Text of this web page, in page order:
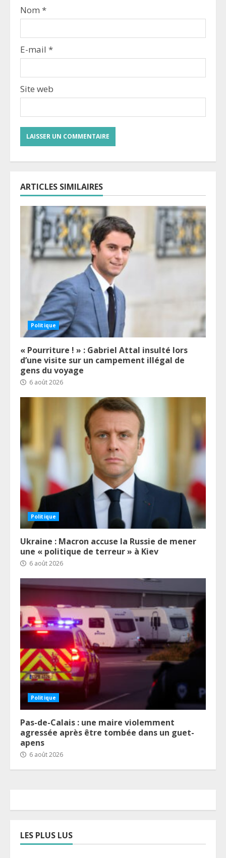
Nom *
E-mail *
Site web
ARTICLES SIMILAIRES
Politique
« Pourriture ! » : Gabriel Attal insulté lors
d’une visite sur un campement illégal de
gens du voyage
6 août 2026
Politique
Ukraine : Macron accuse la Russie de mener
une « politique de terreur » à Kiev
6 août 2026
Politique
Pas-de-Calais : une maire violemment
agressée après être tombée dans un guet-
apens
6 août 2026
LES PLUS LUS